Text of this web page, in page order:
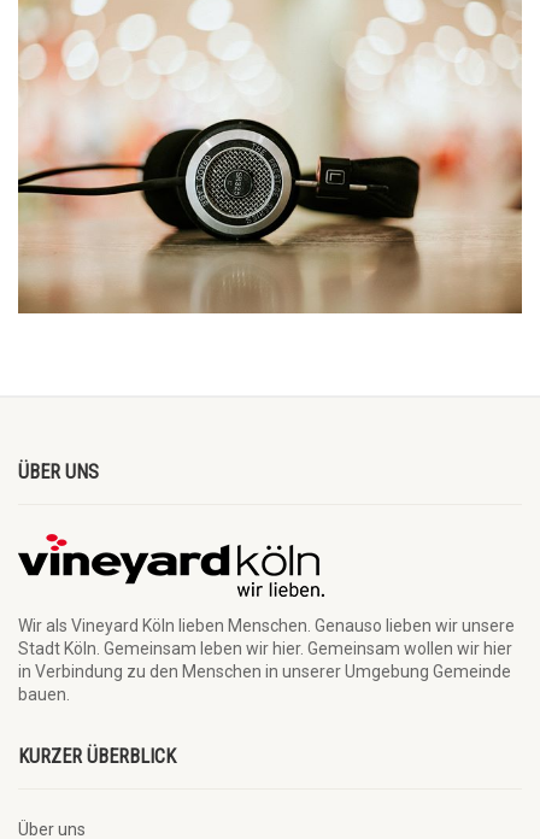
ÜBER UNS
Wir als Vineyard Köln lieben Menschen. Genauso lieben wir unsere
Stadt Köln. Gemeinsam leben wir hier. Gemeinsam wollen wir hier
in Verbindung zu den Menschen in unserer Umgebung Gemeinde
bauen.
KURZER ÜBERBLICK
Über uns